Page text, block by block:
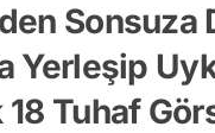
Sonsuza
Yerleşip
18 Tuhaf